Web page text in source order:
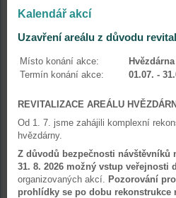
Kalendář akcí
Uzavření areálu z důvodu
Místo konání akce:
Termín konání akce:
01.07. -
REVITALIZACE AREÁLU
Od 1. 7. jsme zahájili komplexní
hvězdárny.
Z důvodů bezpečnosti návštěvníků
31. 8. 2026 možný vstup veřejnosti
organizovaných akcí. Pozorování
prohlídky se po dobu rekonstrukce